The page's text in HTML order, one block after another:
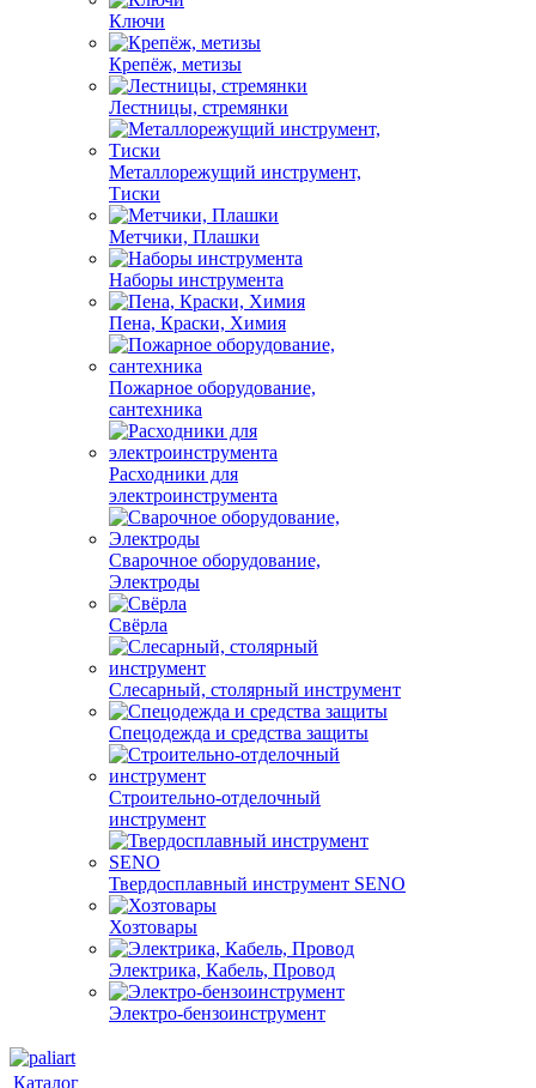
Ключи
Крепёж, метизы
Лестницы, стремянки
Металлорежущий инструмент,
Тиски
Метчики, Плашки
Наборы инструмента
Пена, Краски, Химия
Пожарное оборудование,
сантехника
Расходники для
электроинструмента
Сварочное оборудование,
Электроды
Свёрла
Слесарный, столярный инструмент
Спецодежда и средства защиты
Строительно-отделочный
инструмент
Твердосплавный инструмент SENO
Хозтовары
Электрика, Кабель, Провод
Электро-бензоинструмент
Каталог